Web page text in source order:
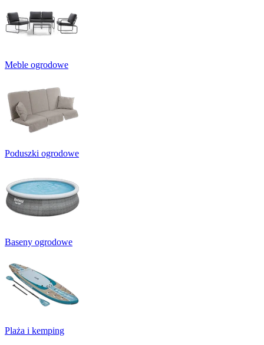
Meble ogrodowe
Poduszki ogrodowe
Baseny ogrodowe
Plaża i kemping